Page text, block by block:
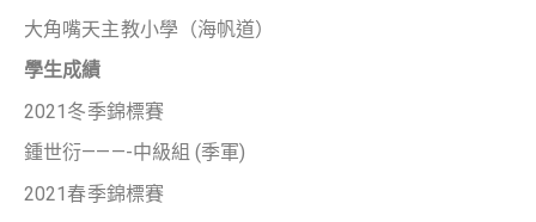
大角嘴天主教小學（海帆道）
學生成績
2021冬季錦標賽
鍾世衍———-中級組 (季軍)
2021春季錦標賽